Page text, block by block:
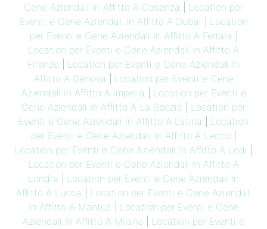
Cene Aziendali In Affitto A Cosenza
Location per
Eventi e Cene Aziendali In Affitto A Dubai
Location
per Eventi e Cene Aziendali In Affitto A Ferrara
Location per Eventi e Cene Aziendali In Affitto A
Firenze
Location per Eventi e Cene Aziendali In
Affitto A Genova
Location per Eventi e Cene
Aziendali In Affitto A Imperia
Location per Eventi e
Cene Aziendali In Affitto A La Spezia
Location per
Eventi e Cene Aziendali In Affitto A Latina
Location
per Eventi e Cene Aziendali In Affitto A Lecco
Location per Eventi e Cene Aziendali In Affitto A Lodi
Location per Eventi e Cene Aziendali In Affitto A
Londra
Location per Eventi e Cene Aziendali In
Affitto A Lucca
Location per Eventi e Cene Aziendali
In Affitto A Mantua
Location per Eventi e Cene
Aziendali In Affitto A Milano
Location per Eventi e